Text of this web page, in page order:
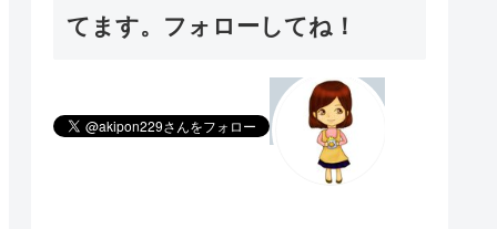
てます。フォローしてね！